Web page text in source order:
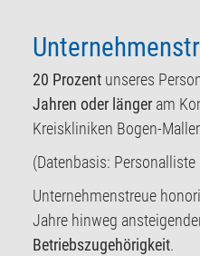
20 Prozentunseres
Jahren oder längeram
Kreiskliniken Bogen-
(Datenbasis:
Unternehmenstreue
Jahre hinweg
Betriebszugehörigkeit.